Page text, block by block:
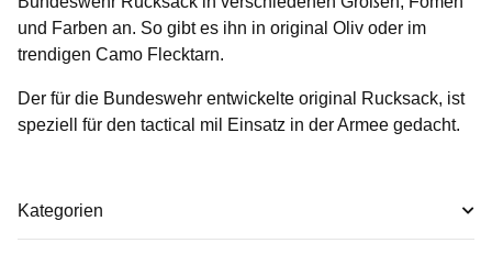
und Farben an. So gibt es ihn in original Oliv oder im
trendigen Camo Flecktarn.
Der für die Bundeswehr entwickelte original Rucksack, ist
speziell für den tactical mil Einsatz in der Armee gedacht.
Kategorien